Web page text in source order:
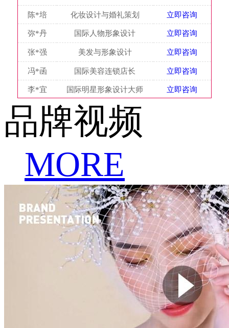
陈*培 化妆设计与婚礼策划 立即咨询
弥*丹 国际人物形象设计 立即咨询
张*强 美发与形象设计 立即咨询
冯*函 国际美容连锁店长 立即咨询
李*宜 国际明星形象设计大师 立即咨询
品牌视频
MORE